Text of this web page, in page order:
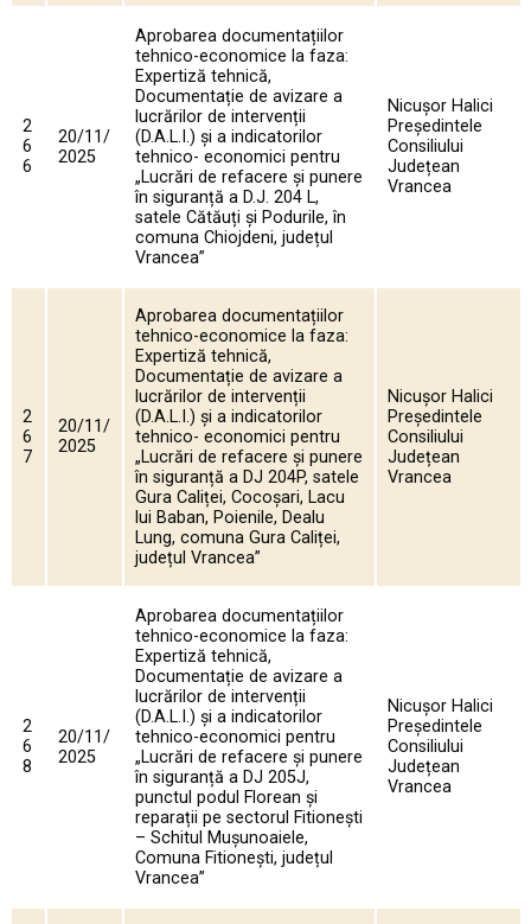
2
6
6
20/11/
2025
Aprobarea documentațiilor
tehnico-economice la faza:
Expertiză tehnică,
Documentație de avizare a
lucrărilor de intervenții
(D.A.L.I.) și a indicatorilor
tehnico- economici pentru
„Lucrări de refacere și punere
în siguranță a D.J. 204 L,
satele Cătăuți și Podurile, în
comuna Chiojdeni, județul
Vrancea”
Nicușor Halici
Președintele
Consiliului
Județean
Vrancea
2
6
7
20/11/
2025
Aprobarea documentațiilor
tehnico-economice la faza:
Expertiză tehnică,
Documentație de avizare a
lucrărilor de intervenții
(D.A.L.I.) și a indicatorilor
tehnico- economici pentru
„Lucrări de refacere și punere
în siguranță a DJ 204P, satele
Gura Caliței, Cocoșari, Lacu
lui Baban, Poienile, Dealu
Lung, comuna Gura Caliței,
județul Vrancea”
Nicușor Halici
Președintele
Consiliului
Județean
Vrancea
2
6
8
20/11/
2025
Aprobarea documentațiilor
tehnico-economice la faza:
Expertiză tehnică,
Documentație de avizare a
lucrărilor de intervenții
(D.A.L.I.) și a indicatorilor
tehnico-economici pentru
„Lucrări de refacere și punere
în siguranță a DJ 205J,
punctul podul Florean și
reparații pe sectorul Fitionești
– Schitul Mușunoaiele,
Comuna Fitionești, județul
Vrancea”
Nicușor Halici
Președintele
Consiliului
Județean
Vrancea